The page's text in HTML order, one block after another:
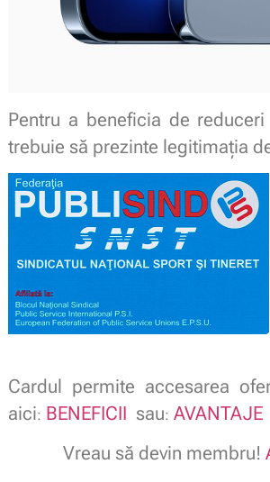
Pentru a beneficia de
trebuie să prezinte legitimaţia
Cardul permite accesarea
aici: BENEFICII sau: AVANTAJE
Vreau să devin membru!